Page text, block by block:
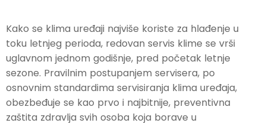
Kako se klima uređaji najviše koriste za hlađenje u
toku letnjeg perioda, redovan servis klime se vrši
uglavnom jednom godišnje, pred početak letnje
sezone. Pravilnim postupanjem servisera, po
osnovnim standardima servisiranja klima uređaja,
obezbeđuje se kao prvo i najbitnije, preventivna
zaštita zdravlja svih osoba koja borave u